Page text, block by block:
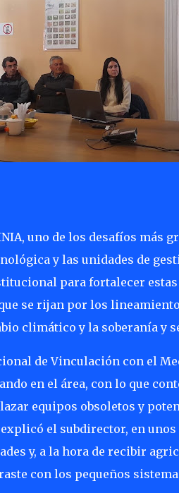
uno de los desafíos más
y las unidades de
para fortalecer
se rijan por los
climático y la soberanía y
de Vinculación con el
en el área, con lo que
equipos obsoletos y
el subdirector, en
y, a la hora de recibir
con los pequeños